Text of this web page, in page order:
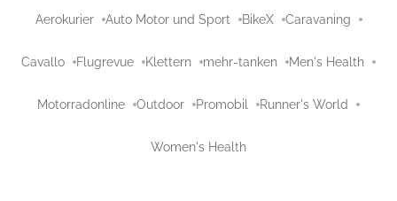
Aerokurier Auto Motor und Sport BikeX Caravaning
Cavallo Flugrevue Klettern mehr-tanken Men's Health
Motorradonline Outdoor Promobil Runner's World
Women's Health